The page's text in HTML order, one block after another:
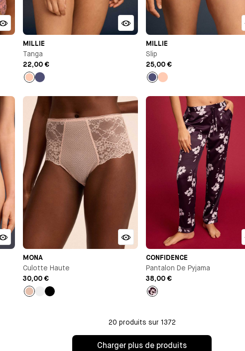
MILLIE
Tanga
22,00 €
Pêche
MILLIE
Slip
25,00 €
Bleu
MONA
Culotte Haute
30,00 €
CONFIDENCE
Pantalon De Pyjama
38,00 €
20 produits sur 1372
Charger plus de produits